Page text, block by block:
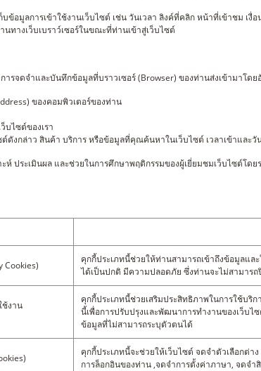
ข้อมูลการเข้าใช้งานเว็บไซต์ เช่น วันเวลา ลิงค์ที่คลิก หน้าที่เข้าชม เ
ทางเว็บเบราว์เซอร์ในขณะที่ท่านเข้าสู่เว็บไซต์
การจดจำและบันทึกข้อมูลที่บราวเซอร์ (Browser) ของท่านส่งเข้ามาโด
ของคอมพิวเตอร์ของท่าน
ไซต์ของเรา
ดังกล่าว สินค้า บริการ หรือข้อมูลที่คุณค้นหาในเว็บไซต์ เวลาเข้าและ
ะห์ ประเมินผล และช่วยในการศึกษาพฤติกรรมของผู้เยี่ยมชมเว็บไซต์
Cookies)
คุกกี้ประเภทนี้ช่วยให้ท่านสามารถเข้าถึงข้อมูลแล
ได้เป็นปกติ มีความปลอดภัย ซึ่งท่านจะไม่สามาร
ช้งาน
คุกกี้ประเภทนี้ช่วยเสริมประสิทธิภาพในการใช้บริ
นี้เพื่อการปรับปรุงและพัฒนาการทำงานของเว็บ
ข้อมูลที่ไม่สามารถระบุตัวตนได้
คุกกี้ประเภทนี้จะช่วยให้เว็บไซต์ จดจำตัวเลือกต่
การล็อกอินของท่าน ,จดจำการตั้งค่าภาษา, จดจ